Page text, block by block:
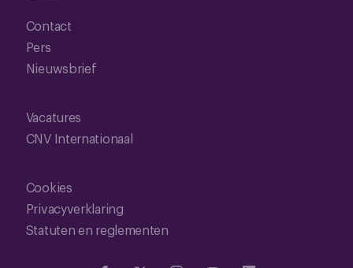
Contact
Pers
Nieuwsbrief
Vacatures
CNV Internationaal
Cookies
Privacyverklaring
Statuten en reglementen